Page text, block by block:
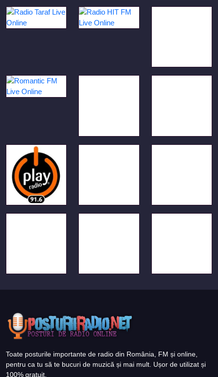
Toate posturile importante de radio din România, FM și online,
pentru ca tu să te bucuri de muzică și mai mult. Ușor de utilizat și
100% gratuit.